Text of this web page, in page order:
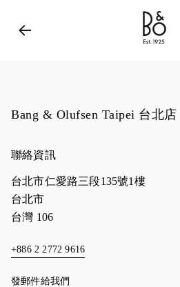
Bang & Olufsen -
Bang & Olufsen Taipei 台北店
聯絡資訊
台北市仁愛路三段135號1樓
台北市
台灣 106
+886 2 2772 9616
發郵件給我們